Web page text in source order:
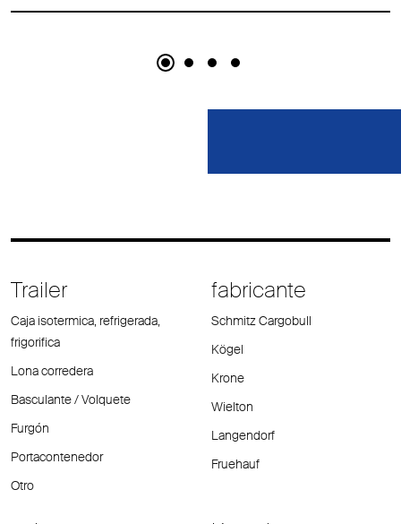
Trailer
Caja isotermica, refrigerada,
frigorifica
Lona corredera
Basculante / Volquete
Furgón
Portacontenedor
Otro
fabricante
Schmitz Cargobull
Kögel
Krone
Wielton
Langendorf
Fruehauf